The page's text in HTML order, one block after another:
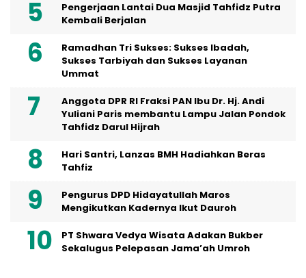
Pengerjaan Lantai Dua Masjid Tahfidz Putra
Kembali Berjalan
Ramadhan Tri Sukses: Sukses Ibadah,
Sukses Tarbiyah dan Sukses Layanan
Ummat
Anggota DPR RI Fraksi PAN Ibu Dr. Hj. Andi
Yuliani Paris membantu Lampu Jalan Pondok
Tahfidz Darul Hijrah
Hari Santri, Lanzas BMH Hadiahkan Beras
Tahfiz
Pengurus DPD Hidayatullah Maros
Mengikutkan Kadernya Ikut Dauroh
PT Shwara Vedya Wisata Adakan Bukber
Sekalugus Pelepasan Jama’ah Umroh